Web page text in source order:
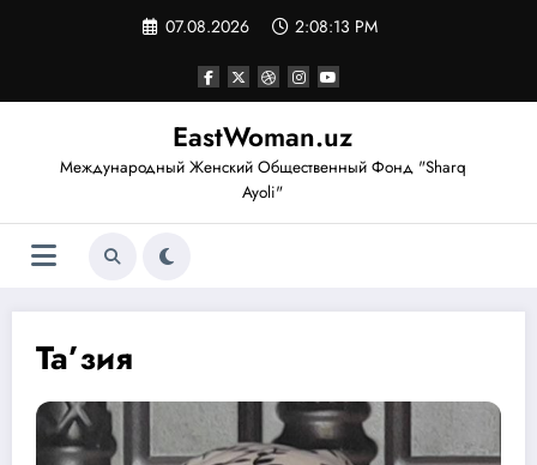
07.08.2026 2:08:13 PM
EastWoman.uz
Международный Женский Общественный Фонд "Sharq
Ayoli"
Та’зия